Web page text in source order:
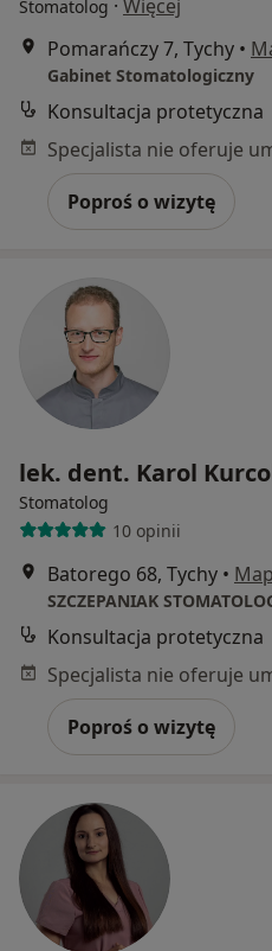
Stomatolog · Więcej
Pomarańczy 7, Tychy •
Gabinet Stomatologiczny
Konsultacja protetyczna
Poproś o wizytę
lek. dent. Karol
Stomatolog
10 opinii
Batorego 68, Tychy •
SZCZEPANIAK
Konsultacja protetyczna
Poproś o wizytę